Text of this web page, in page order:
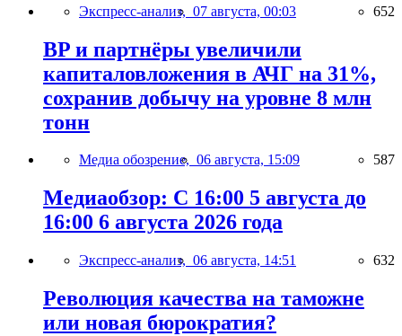
Экспресс-анализ, 07 августа, 00:03 652
BP и партнёры увеличили
капиталовложения в АЧГ на 31%,
сохранив добычу на уровне 8 млн
тонн
Медиа обозрение, 06 августа, 15:09 587
Медиаобзор: С 16:00 5 августа до
16:00 6 августа 2026 года
Экспресс-анализ, 06 августа, 14:51 632
Революция качества на таможне
или новая бюрократия?